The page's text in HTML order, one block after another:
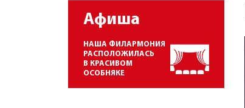
Афиша
НАША ФИЛАРМОНИЯ
РАСПОЛОЖИЛАСЬ
В КРАСИВОМ
ОСОБНЯКЕ